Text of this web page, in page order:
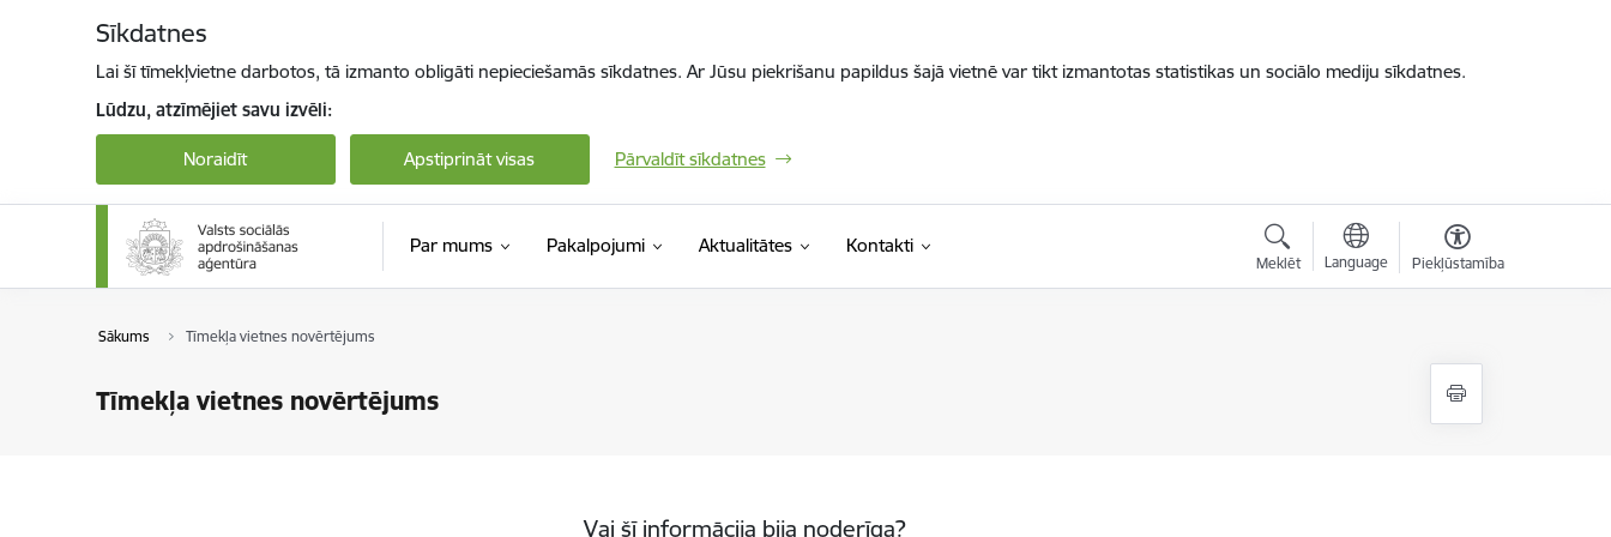
Sīkdatnes
Lai šī tīmekļvietne darbotos, tā izmanto obligāti nepieciešamās sīkdatnes. Ar Jūsu piekrišanu papildus šajā vietnē var tikt izmantotas statistikas un sociālo mediju sīkdatnes.
Lūdzu, atzīmējiet savu izvēli:
Noraidīt Apstiprināt visas Pārvaldīt sīkdatnes
Par mums Pakalpojumi Aktualitātes Kontakti
Meklēt Language Piekļūstamība
Sākums Tīmekļa vietnes novērtējums
Tīmekļa vietnes novērtējums
Vai šī informācija bija noderīga?